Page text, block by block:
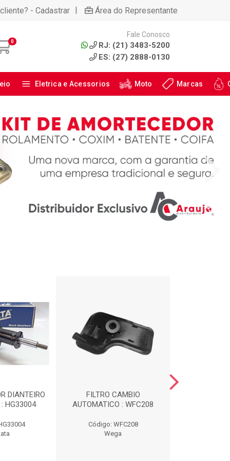
- Cadastrar | Área do Representante
0
Fale Conosco
RJ: (21) 3483-5200
ES: (27) 2888-0130
Eletrica e Acessorios Moto Marcas
DIANTEIRO
: HG33004
FILTRO CAMBIO
AUTOMATICO : WFC208
Código: WFC208
Wega